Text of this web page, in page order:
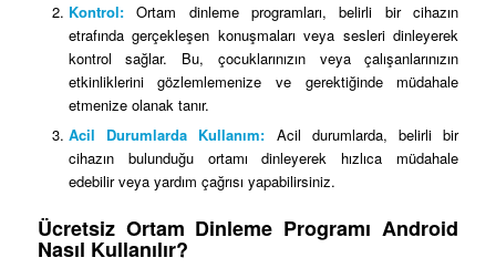
Kontrol:Ortam dinleme programları, belirli bir cihazın
etrafında gerçekleşen konuşmaları veya sesleri dinleyerek
kontrol sağlar. Bu, çocuklarınızın veya çalışanlarınızın
etkinliklerini gözlemlemenize ve gerektiğinde müdahale
etmenize olanak tanır.
Acil Durumlarda Kullanım: Acil durumlarda, belirli bir
cihazın bulunduğu ortamı dinleyerek hızlıca müdahale
edebilir veya yardım çağrısı yapabilirsiniz.
Ücretsiz Ortam Dinleme Programı Android
Nasıl Kullanılır?